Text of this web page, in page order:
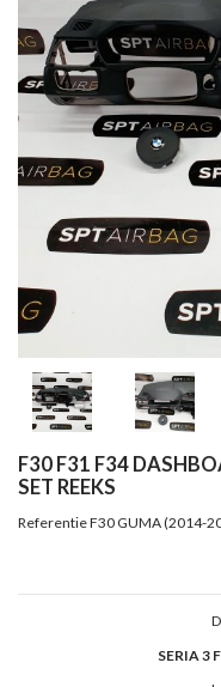
F30 F31 F34
SET REEKS
ReferentieF30 GUMA (2014-
SERIA 3